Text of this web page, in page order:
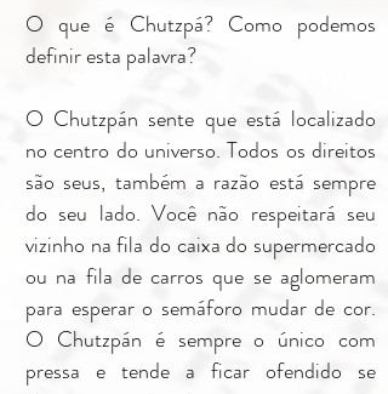
O que é Chutzpá? Como podemos
definir esta palavra?
O Chutzpán sente que está localizado
no centro do universo. Todos os direitos
são seus, também a razão está sempre
do seu lado. Você não respeitará seu
vizinho na fila do caixa do supermercado
ou na fila de carros que se aglomeram
para esperar o semáforo mudar de cor.
O Chutzpán é sempre o único com
pressa e tende a ficar ofendido se